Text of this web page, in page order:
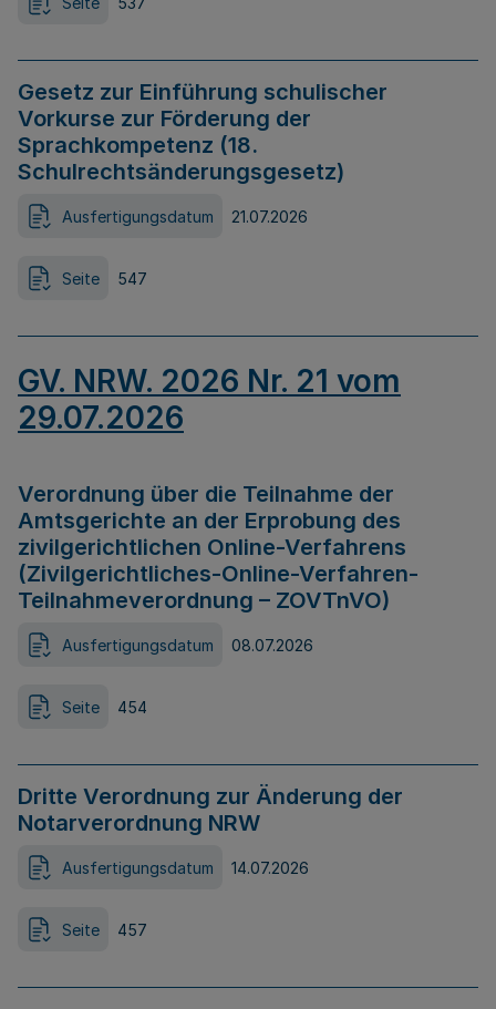
Gesetz zur Einführung schulischer
Vorkurse zur Förderung der
Sprachkompetenz (18.
Schulrechtsänderungsgesetz)
Ausfertigungsdatum 21.07.2026
Seite 547
GV. NRW. 2026 Nr. 21 vom
29.07.2026
Verordnung über die Teilnahme der
Amtsgerichte an der Erprobung des
zivilgerichtlichen Online-Verfahrens
(Zivilgerichtliches-Online-Verfahren-
Teilnahmeverordnung – ZOVTnVO)
Ausfertigungsdatum 08.07.2026
Seite 454
Dritte Verordnung zur Änderung der
Notarverordnung NRW
Ausfertigungsdatum 14.07.2026
Seite 457